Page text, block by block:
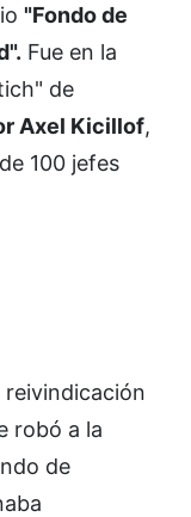
"Fondo de
Fue en la
de
Axel Kicillof,
100 jefes
reivindicación
robó a la
de